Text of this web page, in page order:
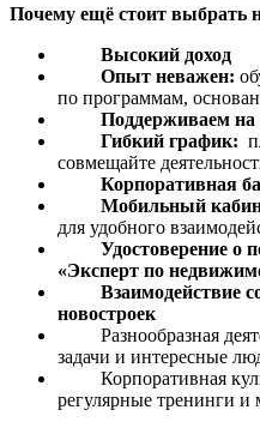
Почему ещё стоит выбрать
Высокий доход
Опыт неважен:
по программам,
Поддерживаем
Гибкий график:
совмещайте
Корпоративная
Мобильный
для удобного
Удостоверение
«Эксперт по
Взаимодействие
новостроек
Разнообразная
задачи и интересные
Корпоративная
регулярные